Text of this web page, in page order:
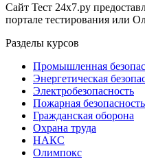
Сайт Тест 24х7.ру
портале тестирования или
Разделы курсов
Промышленная
Энергетическая
Электробезопасность
Пожарная безопасность
Гражданская оборона
Охрана труда
НАКС
Олимпокс